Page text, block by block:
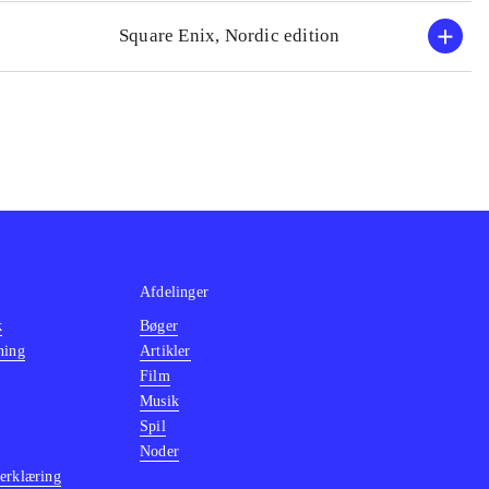
(Playstation 4)
Square Enix, Nordic edition
Afdelinger
Bøger
Artikler
Film
Musik
Spil
Noder